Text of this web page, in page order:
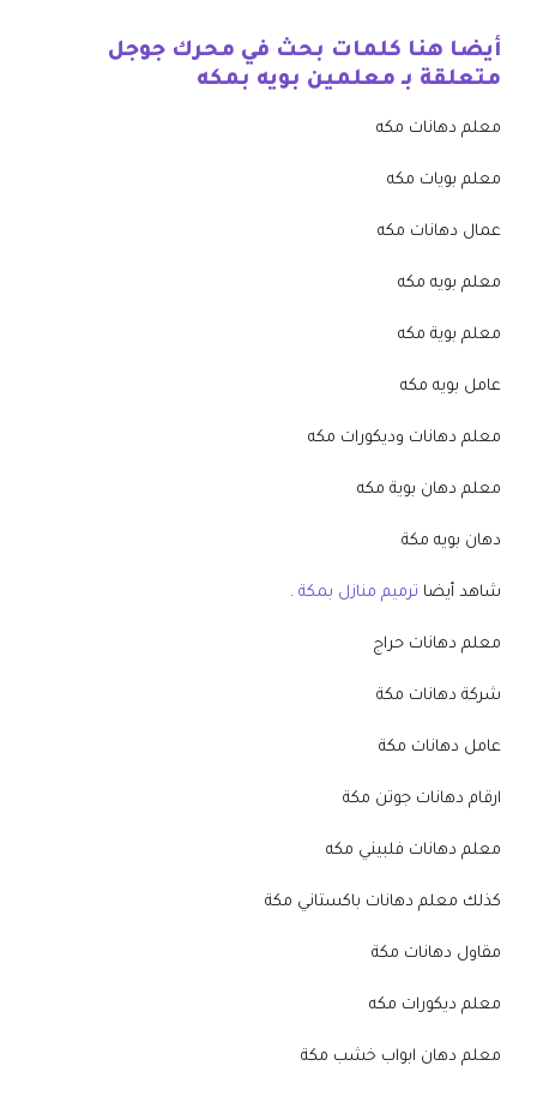
أيضا هنا كلمات بحث في محرك جوجل
متعلقة بـ معلمين بويه بمكه
معلم دهانات مكه
معلم بويات مكه
عمال دهانات مكه
معلم بويه مكه
معلم بوية مكه
عامل بويه مكه
معلم دهانات وديكورات مكه
معلم دهان بوية مكه
دهان بويه مكة
شاهد أيضا ترميم منازل بمكة .
معلم دهانات حراج
شركة دهانات مكة
عامل دهانات مكة
ارقام دهانات جوتن مكة
معلم دهانات فلبيني مكه
كذلك معلم دهانات باكستاني مكة
مقاول دهانات مكة
معلم ديكورات مكه
معلم دهان ابواب خشب مكة